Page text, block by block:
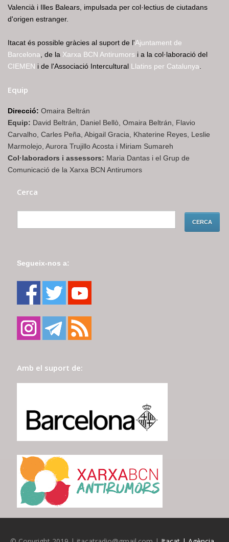
Valencià i Illes Balears, impulsada per col·lectius de ciutadans
d'origen estranger.
Itacat és possible gràcies al suport de l'Ajuntament de
Barcelona , de la Xarxa BCN Antirumors i a la col·laboració del
CIEMEN i de l'Associació Intercultural Llatins per Catalunya
Equip
Direcció: Omaira Beltrán
Equip: David Beltrán, Daniel Bellò, Omaira Beltrán, Flavio
Carvalho, Carles Peña, Abigail Gracia, Khaterine Reyes, Leslie
Marmolejo, Aurora Trujillo Acosta i Miriam Sumareh
Col·laboradors i assessors: Maria Dantas i el Grup de
Comunicació de la Xarxa BCN Antirumors
Cerca
Segueix-nos a:
Amb el suport de: